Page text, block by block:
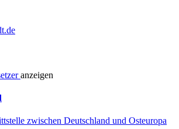
anzeigen
zwischen Deutschland und Osteuropa